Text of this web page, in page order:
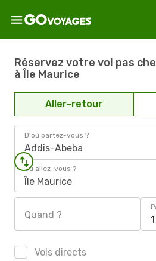
Réservez votre vol pas
à Île Maurice
Aller-retour
D'où partez-vous ?
Addis-Abeba
Où allez-vous ?
Île Maurice
Quand ?
Vols directs